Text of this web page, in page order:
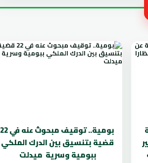
بومية.. توقيف مبحوث عنه في 22
قضية بتنسيق بين الدرك الملكي
ببومية وسرية ميدلت